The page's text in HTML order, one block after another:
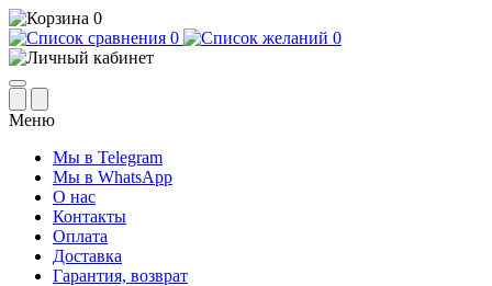
0
0
0
Меню
Мы в Telegram
Мы в WhatsApp
О нас
Контакты
Оплата
Доставка
Гарантия, возврат